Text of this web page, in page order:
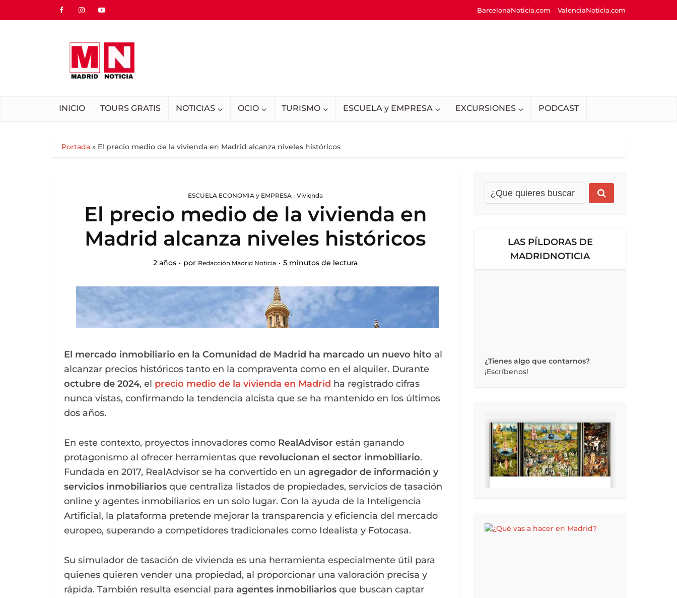
BarcelonaNoticia.com ValenciaNoticia.com
INICIO TOURS GRATIS NOTICIAS OCIO TURISMO ESCUELA y EMPRESA EXCURSIONES PODCAST
Portada » El precio medio de la vivienda en Madrid alcanza niveles históricos
ESCUELA ECONOMIA y EMPRESA • Vivienda
El precio medio de la vivienda en
Madrid alcanza niveles históricos
2 años por Redacción Madrid Noticia 5 minutos de lectura
El mercado inmobiliario en la Comunidad de Madrid ha marcado un nuevo hito al
alcanzar precios históricos tanto en la compraventa como en el alquiler. Durante
octubre de 2024, el precio medio de la vivienda en Madrid ha registrado cifras
nunca vistas, confirmando la tendencia alcista que se ha mantenido en los últimos
dos años.
En este contexto, proyectos innovadores como RealAdvisor están ganando
protagonismo al ofrecer herramientas que revolucionan el sector inmobiliario.
Fundada en 2017, RealAdvisor se ha convertido en un agregador de información y
servicios inmobiliarios que centraliza listados de propiedades, servicios de tasación
online y agentes inmobiliarios en un solo lugar. Con la ayuda de la Inteligencia
Artificial, la plataforma pretende mejorar la transparencia y eficiencia del mercado
europeo, superando a competidores tradicionales como Idealista y Fotocasa.
Su simulador de tasación de vivienda es una herramienta especialmente útil para
quienes quieren vender una propiedad, al proporcionar una valoración precisa y
rápida. También resulta esencial para agentes inmobiliarios que buscan captar
LAS PÍLDORAS DE
MADRIDNOTICIA
¿Tienes algo que contarnos?
¡Escríbenos!